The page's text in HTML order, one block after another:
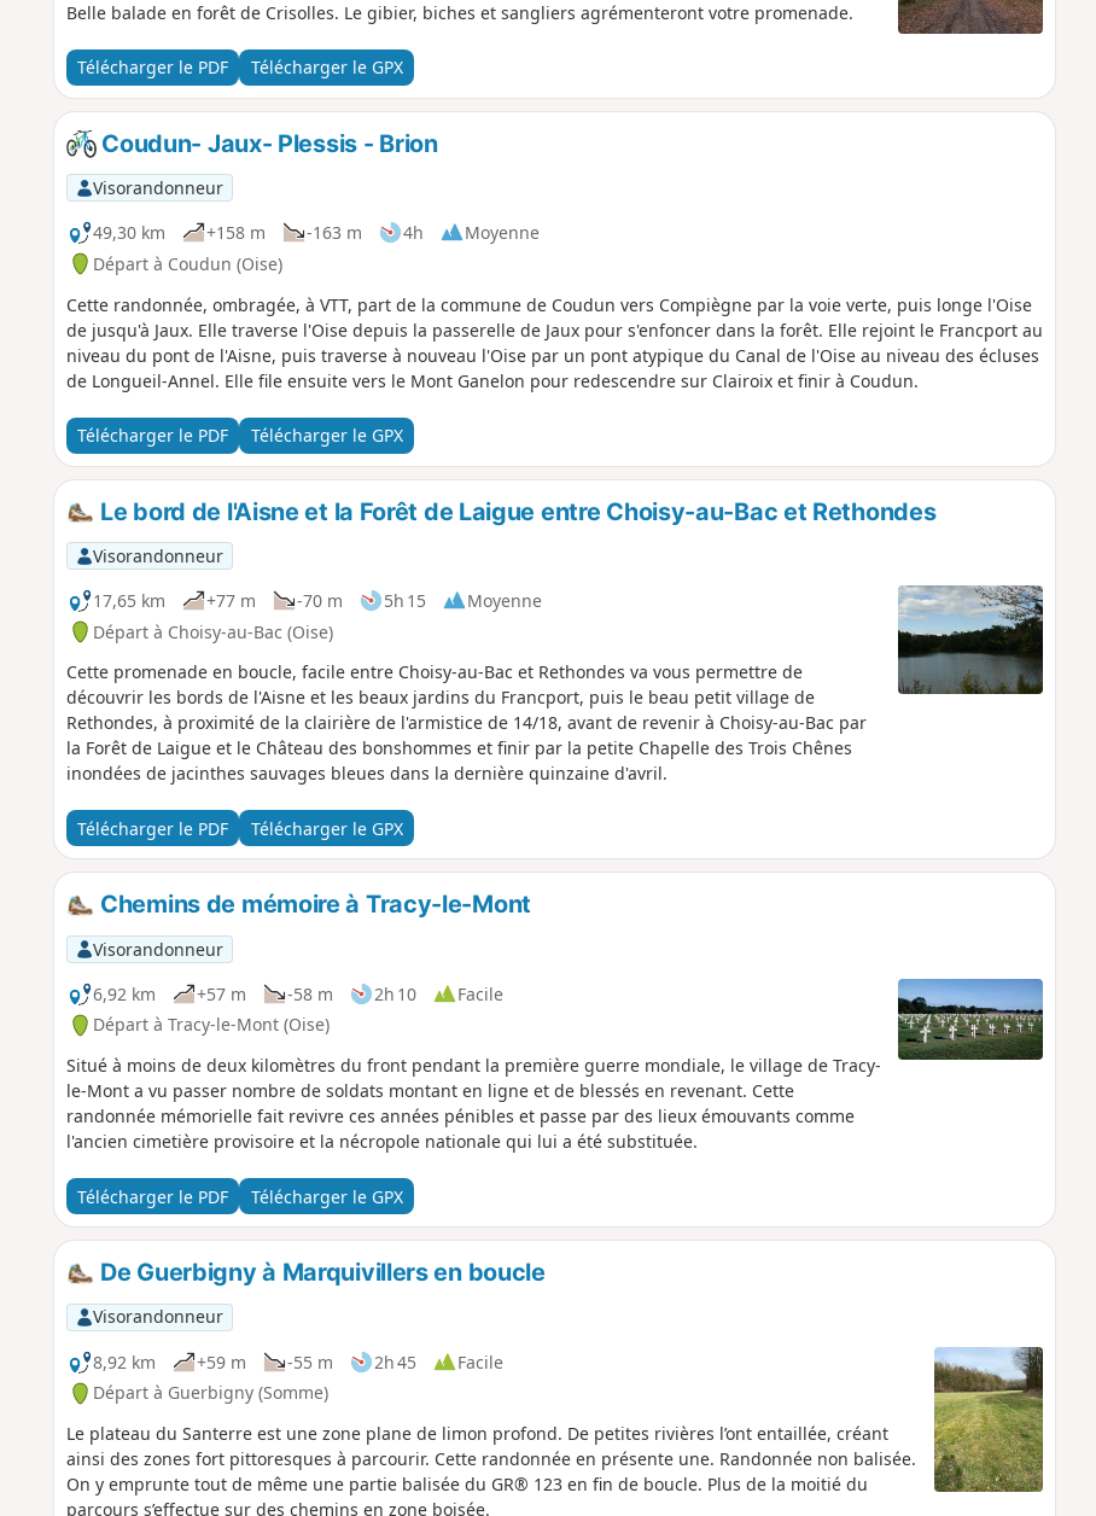
Belle balade en forêt de Crisolles. Le gibier, biches et sangliers agrémenteront votre promenade.
Télécharger le PDF Télécharger le GPX
Coudun- Jaux- Plessis - Brion
Visorandonneur
49,30 km
+158 m -163 m 4h
Moyenne
Départ à Coudun (Oise)
Cette randonnée, ombragée, à VTT, part de la commune de Coudun vers Compiègne par la voie verte, puis longe l'Oise
de jusqu'à Jaux. Elle traverse l'Oise depuis la passerelle de Jaux pour s'enfoncer dans la forêt. Elle rejoint le Francport au
niveau du pont de l'Aisne, puis traverse à nouveau l'Oise par un pont atypique du Canal de l'Oise au niveau des écluses
de Longueil-Annel. Elle file ensuite vers le Mont Ganelon pour redescendre sur Clairoix et finir à Coudun.
Télécharger le PDF Télécharger le GPX
Le bord de l'Aisne et la Forêt de Laigue entre Choisy-au-Bac et Rethondes
Visorandonneur
17,65 km
+77 m -70 m 5h 15
Moyenne
Départ à Choisy-au-Bac (Oise)
Cette promenade en boucle, facile entre Choisy-au-Bac et Rethondes va vous permettre de
découvrir les bords de l'Aisne et les beaux jardins du Francport, puis le beau petit village de
Rethondes, à proximité de la clairière de l'armistice de 14/18, avant de revenir à Choisy-au-Bac par
la Forêt de Laigue et le Château des bonshommes et finir par la petite Chapelle des Trois Chênes
inondées de jacinthes sauvages bleues dans la dernière quinzaine d'avril.
Télécharger le PDF Télécharger le GPX
Chemins de mémoire à Tracy-le-Mont
Visorandonneur
6,92 km
+57 m -58 m 2h 10
Facile
Départ à Tracy-le-Mont (Oise)
Situé à moins de deux kilomètres du front pendant la première guerre mondiale, le village de Tracy-
le-Mont a vu passer nombre de soldats montant en ligne et de blessés en revenant. Cette
randonnée mémorielle fait revivre ces années pénibles et passe par des lieux émouvants comme
l'ancien cimetière provisoire et la nécropole nationale qui lui a été substituée.
Télécharger le PDF Télécharger le GPX
De Guerbigny à Marquivillers en boucle
Visorandonneur
8,92 km
+59 m -55 m 2h 45
Facile
Départ à Guerbigny (Somme)
Le plateau du Santerre est une zone plane de limon profond. De petites rivières l’ont entaillée, créant
ainsi des zones fort pittoresques à parcourir. Cette randonnée en présente une. Randonnée non balisée.
On y emprunte tout de même une partie balisée du GR® 123 en fin de boucle. Plus de la moitié du
parcours s’effectue sur des chemins en zone boisée.